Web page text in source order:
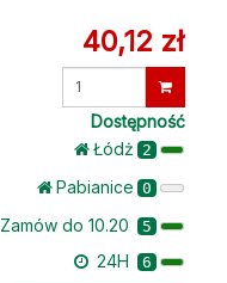
40,12 zł
Wprowadź
Dostępność
Łódż 2
Pabianice 0
Zamów do 10.20 5
24H 6